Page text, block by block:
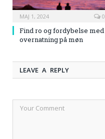
MAJ 1, 2024 0
Find ro og fordybelse med
overnatning på møn
LEAVE A REPLY